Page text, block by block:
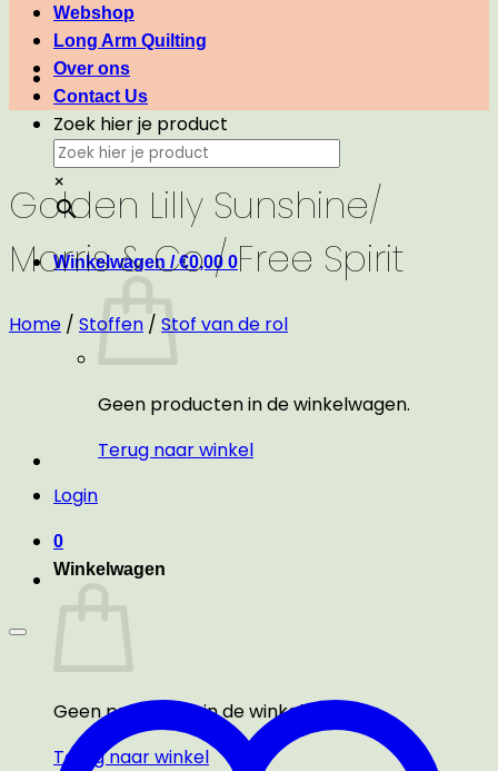
Zoek hier je product
×
Winkelwagen /€0,00 0
Geen producten in de winkelwagen.
Terug naar winkel
Login
0
Winkelwagen
Geen producten in de winkelwagen.
Terug naar winkel
Webshop
Long Arm Quilting
Over ons
Contact Us
Golden Lilly Sunshine/
Morris & Co / Free Spirit
Home / Stoffen / Stof van de rol